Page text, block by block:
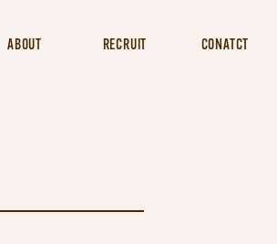
ABOUT RECRUIT CONATCT